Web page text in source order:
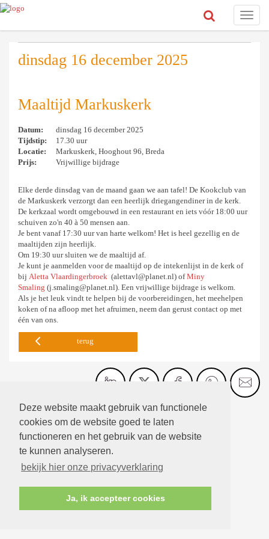
Deze website maakt gebruik van functionele
cookies om de website goed te laten
functioneren en het gebruik van de website
te kunnen analyseren.
bekijk hier onze privacyverklaring
Ja, ik accepteer cookies
Toggle
dinsdag 16 december 2025
Maaltijd Markuskerk
Datum:
dinsdag 16 december 2025
Tijdstip:
17.30 uur
Locatie:
Markuskerk, Hooghout 96, Breda
Prijs:
Vrijwillige bijdrage
Elke derde dinsdag van de maand gaan we aan tafel! De Kookclub van
de Markuskerk verzorgt dan een heerlijk driegangendiner in de kerk.
De kerkzaal wordt omgebouwd in een restaurant en iets vóór 18:00 uur
schuiven zo'n 40 à 50 mensen aan.
Je bent vanaf 17:30 uur van harte welkom! Het is heel gezellig en de
maaltijden zijn heerlijk.
Om 19:30 uur sluiten we de maaltijd af.
Je kunt je aanmelden voor de maaltijd op de intekenlijst in de kerk of
bij Aletta Vlaardingerbroek (alettavl@planet.nl) ofMiny
Smaling (j.smaling@planet.nl). Een vrijwillige bijdrage is welkom.
Als je het leuk vindt te helpen bij de voorbereidingen, het meehelpen
koken of na afloop met het afruimen, neem dan gerust contact op met
één van ons.
terug